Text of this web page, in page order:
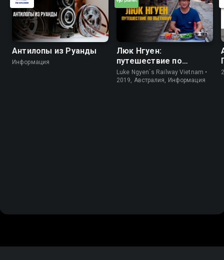
Антилопы из Руанды
Информация
Люк Нгуен:
путешествие по
Вьетнаму
Luke Ngyen`s Railway Vietnam •
2019, Австралия, Информация